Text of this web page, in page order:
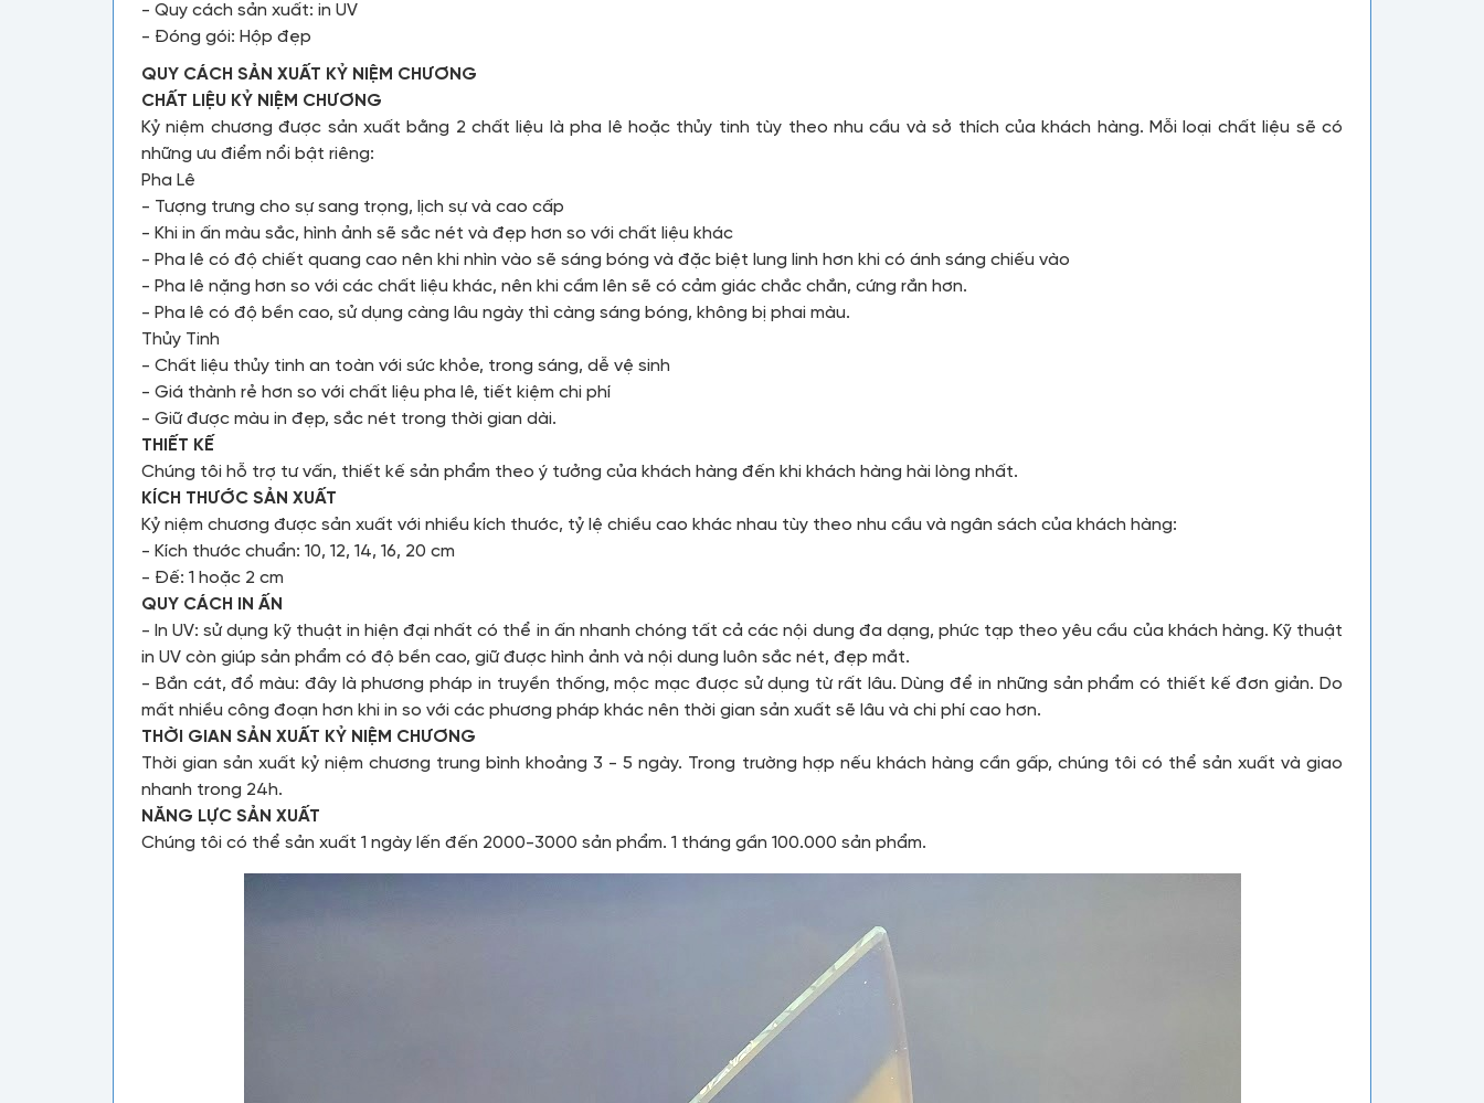
- Quy cách sản xuất: in UV
- Đóng gói: Hộp đẹp
QUY CÁCH SẢN XUẤT KỶ NIỆM CHƯƠNG
CHẤT LIỆU KỶ NIỆM CHƯƠNG
Kỷ niệm chương được sản xuất bằng 2 chất liệu là pha lê hoặc thủy tinh tùy theo nhu cầu và sở thích của khách hàng. Mỗi loại chất liệu sẽ có
những ưu điểm nổi bật riêng:
Pha Lê
- Tượng trưng cho sự sang trọng, lịch sự và cao cấp
- Khi in ấn màu sắc, hình ảnh sẽ sắc nét và đẹp hơn so với chất liệu khác
- Pha lê có độ chiết quang cao nên khi nhìn vào sẽ sáng bóng và đặc biệt lung linh hơn khi có ánh sáng chiếu vào
- Pha lê nặng hơn so với các chất liệu khác, nên khi cầm lên sẽ có cảm giác chắc chắn, cứng rắn hơn.
- Pha lê có độ bền cao, sử dụng càng lâu ngày thì càng sáng bóng, không bị phai màu.
Thủy Tinh
- Chất liệu thủy tinh an toàn với sức khỏe, trong sáng, dễ vệ sinh
- Giá thành rẻ hơn so với chất liệu pha lê, tiết kiệm chi phí
- Giữ được màu in đẹp, sắc nét trong thời gian dài.
THIẾT KẾ
Chúng tôi hỗ trợ tư vấn, thiết kế sản phẩm theo ý tưởng của khách hàng đến khi khách hàng hài lòng nhất.
KÍCH THƯỚC SẢN XUẤT
Kỷ niệm chương được sản xuất với nhiều kích thước, tỷ lệ chiều cao khác nhau tùy theo nhu cầu và ngân sách của khách hàng:
- Kích thước chuẩn: 10, 12, 14, 16, 20 cm
- Đế: 1 hoặc 2 cm
QUY CÁCH IN ẤN
- In UV: sử dụng kỹ thuật in hiện đại nhất có thể in ấn nhanh chóng tất cả các nội dung đa dạng, phức tạp theo yêu cầu của khách hàng. Kỹ thuật
in UV còn giúp sản phẩm có độ bền cao, giữ được hình ảnh và nội dung luôn sắc nét, đẹp mắt.
- Bắn cát, đổ màu: đây là phương pháp in truyền thống, mộc mạc được sử dụng từ rất lâu. Dùng để in những sản phẩm có thiết kế đơn giản. Do
mất nhiều công đoạn hơn khi in so với các phương pháp khác nên thời gian sản xuất sẽ lâu và chi phí cao hơn.
THỜI GIAN SẢN XUẤT KỶ NIỆM CHƯƠNG
Thời gian sản xuất kỷ niệm chương trung bình khoảng 3 - 5 ngày. Trong trường hợp nếu khách hàng cần gấp, chúng tôi có thể sản xuất và giao
nhanh trong 24h.
NĂNG LỰC SẢN XUẤT
Chúng tôi có thể sản xuất 1 ngày lến đến 2000-3000 sản phẩm. 1 tháng gần 100.000 sản phẩm.